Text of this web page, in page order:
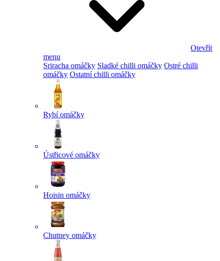
Otevřít
menu
Sriracha omáčky Sladké chilli omáčky Ostré chilli
omáčky Ostatní chilli omáčky
Rybí omáčky
Ústřicové omáčky
Hoisin omáčky
Chutney omáčky